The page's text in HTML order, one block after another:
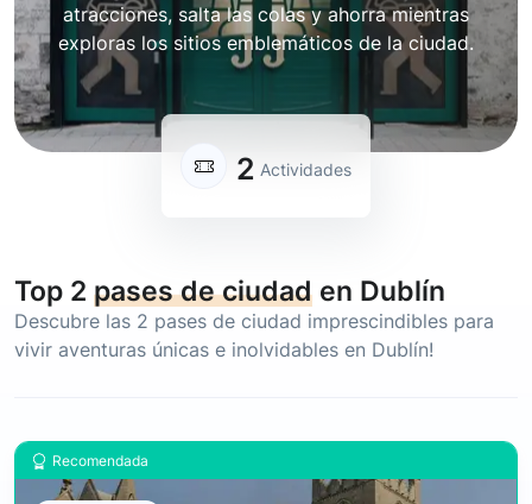
atracciones, salta las colas y ahorra mientras
exploras los sitios emblemáticos de la ciudad.
2 Actividades
Top 2 pases de ciudad en Dublín
Descubre las 2 pases de ciudad imprescindibles para
vivir aventuras únicas e inolvidables en Dublín!
Recomendada